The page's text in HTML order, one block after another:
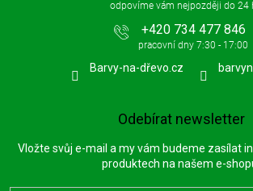
+420 734 477 846
Barvy-na-dřevo.cz
Odebírat newsletter
Vložte svůj e-mail a my vám budeme zasílat
produktech na našem e-